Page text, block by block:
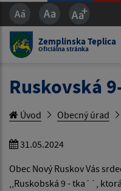
Zemplínska Teplica
Oficiálna stránka
Ruskovská
Úvod Obecný úrad
31.05.2024
Obec Nový Ruskov Vás
,,Ruskobská 9 - tka´´,